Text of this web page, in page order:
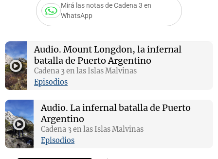
Mirá las notas de Cadena 3 en
WhatsApp
Audio. Mount Longdon, la infernal
batalla de Puerto Argentino
Cadena 3 en las Islas Malvinas
Episodios
Audio. La infernal batalla de Puerto
Argentino
Cadena 3 en las Islas Malvinas
Episodios